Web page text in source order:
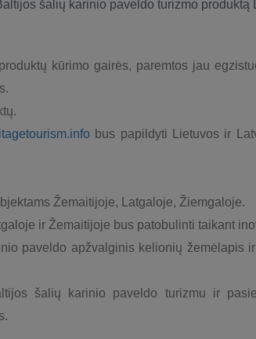
šalių karinio paveldo turizmo produktą
kūrimo gairės, paremtos jau
bus papildyti Lietuvos ir
Žemaitijoje, Latgaloje, Žiemgaloje.
ir Žemaitijoje bus patobulinti taikant
paveldo apžvalginis kelionių žemėlapis
šalių karinio paveldo turizmu ir